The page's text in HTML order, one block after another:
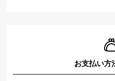
お支払い方